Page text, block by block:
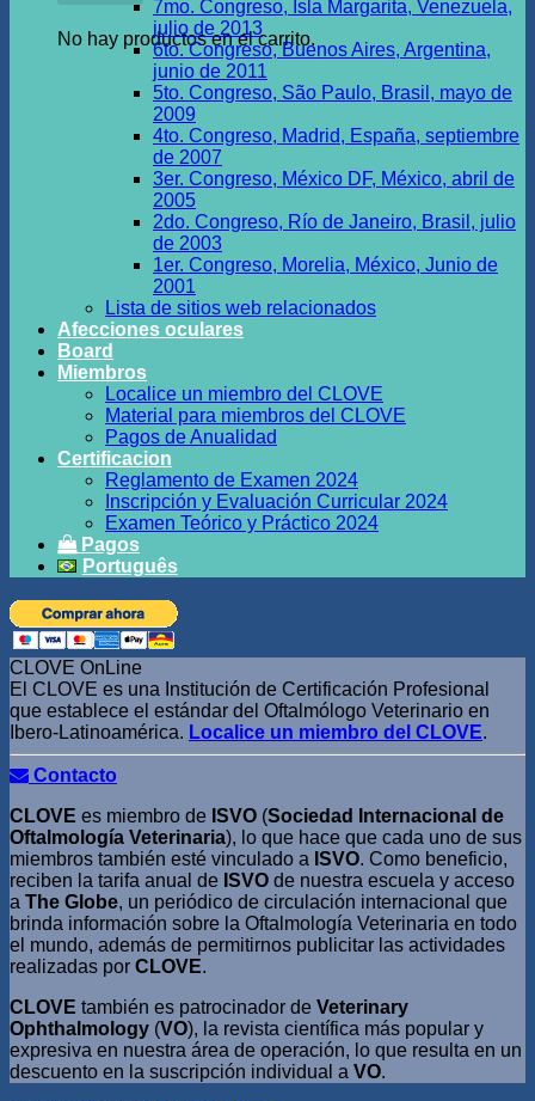
No hay productos en el carrito.
7mo. Congreso, Isla Margarita, Venezuela,
julio de 2013
6to. Congreso, Buenos Aires, Argentina,
junio de 2011
5to. Congreso, São Paulo, Brasil, mayo de
2009
4to. Congreso, Madrid, España, septiembre
de 2007
3er. Congreso, México DF, México, abril de
2005
2do. Congreso, Río de Janeiro, Brasil, julio
de 2003
1er. Congreso, Morelia, México, Junio de
2001
Lista de sitios web relacionados
Afecciones oculares
Board
Miembros
Localice un miembro del CLOVE
Material para miembros del CLOVE
Pagos de Anualidad
Certificacion
Reglamento de Examen 2024
Inscripción y Evaluación Curricular 2024
Examen Teórico y Práctico 2024
Pagos
Português
CLOVE OnLine
El CLOVE es una Institución de Certificación Profesional
que establece el estándar del Oftalmólogo Veterinario en
Ibero-Latinoamérica. Localice un miembro del CLOVE.
Contacto
CLOVE es miembro de ISVO (Sociedad Internacional de
Oftalmología Veterinaria), lo que hace que cada uno de sus
miembros también esté vinculado a ISVO. Como beneficio,
reciben la tarifa anual de ISVO de nuestra escuela y acceso
a The Globe, un periódico de circulación internacional que
brinda información sobre la Oftalmología Veterinaria en todo
el mundo, además de permitirnos publicitar las actividades
realizadas por CLOVE.
CLOVE también es patrocinador de Veterinary
Ophthalmology (VO), la revista científica más popular y
expresiva en nuestra área de operación, lo que resulta en un
descuento en la suscripción individual a VO.